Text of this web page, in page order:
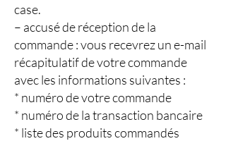
case.
– accusé de réception de la
commande : vous recevrez un e-mail
récapitulatif de votre commande
avec les informations suivantes :
* numéro de votre commande
* numéro de la transaction bancaire
* liste des produits commandés